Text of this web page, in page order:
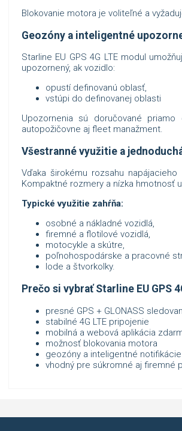
Blokovanie motora je voliteľné a
Geozóny a inteligentné
Starline EU GPS 4G LTE modul
upozornený, ak vozidlo:
opustí definovanú oblasť,
vstúpi do definovanej oblasti
Upozornenia sú doručované
autopožičovne aj fleet manažment.
Všestranné využitie a
Vďaka širokému rozsahu
Kompaktné rozmery a nízka hmotnosť
Typické využitie zahŕňa:
osobné a nákladné vozidlá,
firemné a flotilové vozidlá,
motocykle a skútre,
poľnohospodárske a pracovné
lode a štvorkolky.
Prečo si vybrať Starline EU GPS
presné GPS + GLONASS
stabilné 4G LTE pripojenie
mobilná a webová aplikácia
možnosť blokovania motora
geozóny a inteligentné notifikácie
vhodný pre súkromné aj firemné